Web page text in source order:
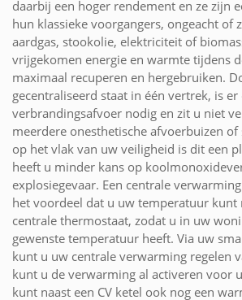
daarbij een hoger rendement en ze zijn
hun klassieke voorgangers, ongeacht of
aardgas, stookolie, elektriciteit of
vrijgekomen energie en warmte tijdens
maximaal recuperen en hergebruiken.
gecentraliseerd staat in één vertrek, is
verbrandingsafvoer nodig en zit u niet
meerdere onesthetische afvoerbuizen
op het vlak van uw veiligheid is dit een
heeft u minder kans op
explosiegevaar. Een centrale
het voordeel dat u uw temperatuur kunt
centrale thermostaat, zodat u in uw
gewenste temperatuur heeft. Via uw
kunt u uw centrale verwarming regelen
kunt u de verwarming al activeren voor
kunt naast een CV ketel ook nog een